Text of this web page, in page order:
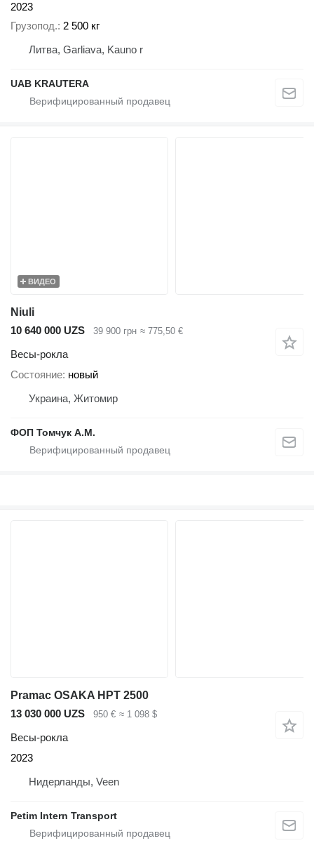
2023
Грузопод. 2 500 кг
Литва, Garliava, Kauno r
UAB KRAUTERA
ВИДЕО
Niuli
10 640 000 UZS
39 900 грн ≈ 775,50 €
Весы-рокла
Состояние новый
Украина, Житомир
ФОП Томчук А.М.
Pramac OSAKA HPT 2500
13 030 000 UZS
950 € ≈ 1 098 $
Весы-рокла
2023
Нидерланды, Veen
Petim Intern Transport